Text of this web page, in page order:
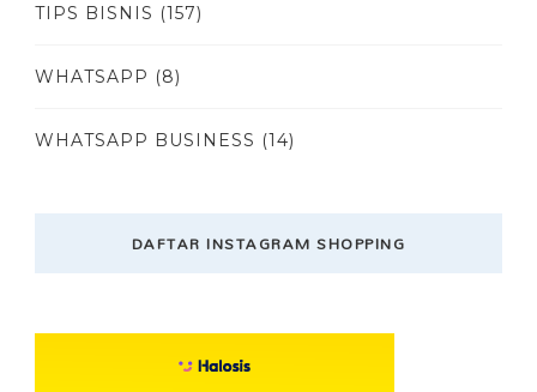
TIPS BISNIS (157)
WHATSAPP (8)
WHATSAPP BUSINESS (14)
DAFTAR INSTAGRAM SHOPPING